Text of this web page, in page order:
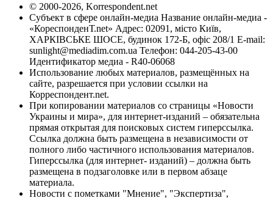
© 2000-2026, Korrespondent.net
Субъект в сфере онлайн-медиа Название онлайн-медиа -
«КореспонденТ.net» Адрес: 02091, місто Київ,
ХАРКІВСЬКЕ ШОСЕ, будинок 172-Б, офіс 208/1 E-mail:
sunlight@mediadim.com.ua Телефон: 044-205-43-00
Идентификатор медиа - R40-06068
Использование любых материалов, размещённых на
сайте, разрешается при условии ссылки на
Корреспондент.net.
При копировании материалов со страницы «Новости
Украины и мира», для интернет-изданий – обязательна
прямая открытая для поисковых систем гиперссылка.
Ссылка должна быть размещена в независимости от
полного либо частичного использования материалов.
Гиперссылка (для интернет- изданий) – должна быть
размещена в подзаголовке или в первом абзаце
материала.
Новости с пометками "Мнение", "Экспертиза",